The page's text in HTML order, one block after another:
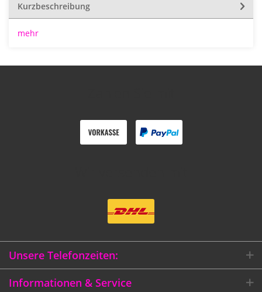
Kurzbeschreibung
mehr
Unsere Telefonzeiten:
Informationen & Service